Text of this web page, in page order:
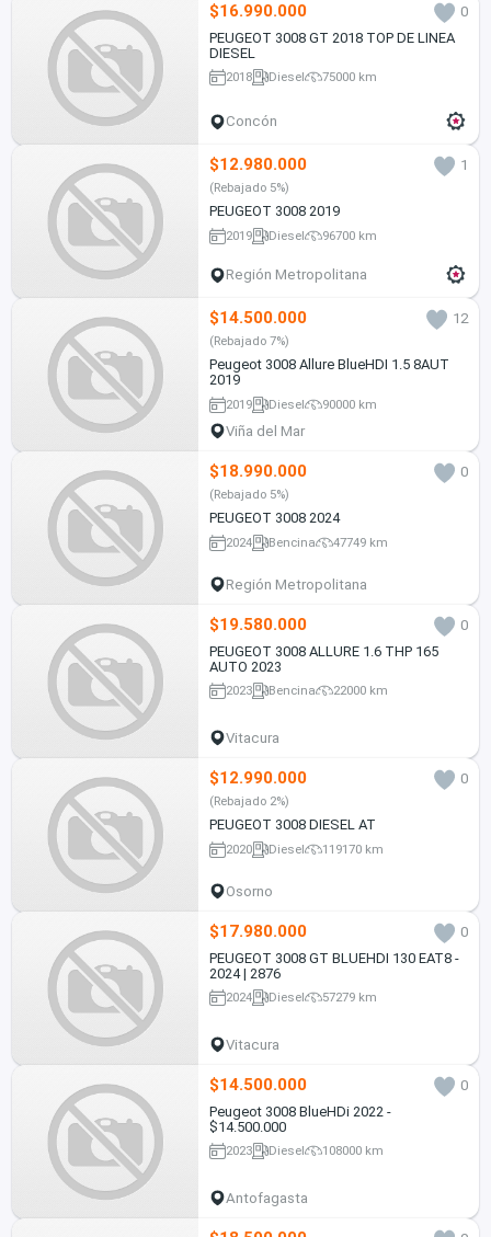
$16.990.000
0
PEUGEOT 3008 GT 2018 TOP DE LINEA
DIESEL
2018 Diesel 75000 km
Concón
$12.980.000 1
(Rebajado 5%)
PEUGEOT 3008 2019
2019 Diesel 96700 km
Región Metropolitana
$14.500.000 12
(Rebajado 7%)
Peugeot 3008 Allure BlueHDI 1.5 8AUT
2019
2019 Diesel 90000 km
Viña del Mar
$18.990.000 0
(Rebajado 5%)
PEUGEOT 3008 2024
2024 Bencina 47749 km
Región Metropolitana
$19.580.000
0
PEUGEOT 3008 ALLURE 1.6 THP 165
AUTO 2023
2023 Bencina 22000 km
Vitacura
$12.990.000 0
(Rebajado 2%)
PEUGEOT 3008 DIESEL AT
2020 Diesel 119170 km
Osorno
$17.980.000
0
PEUGEOT 3008 GT BLUEHDI 130 EAT8 -
2024 | 2876
2024 Diesel 57279 km
Vitacura
$14.500.000
0
Peugeot 3008 BlueHDi 2022 -
$14.500.000
2023 Diesel 108000 km
Antofagasta